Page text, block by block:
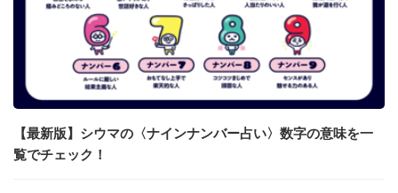
【最新版】シウマの〈ナインナンバー占い〉数字の意味を一
覧でチェック！